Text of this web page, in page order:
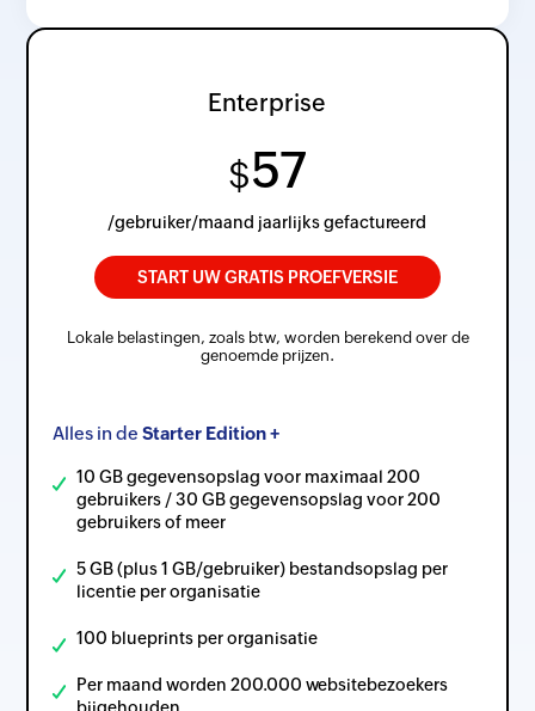
Enterprise
$57
/gebruiker/maand jaarlijks gefactureerd
START UW GRATIS PROEFVERSIE
Lokale belastingen, zoals btw, worden berekend over de
genoemde prijzen.
Alles in deStarter Edition +
10 GB gegevensopslag voor maximaal 200
gebruikers / 30 GB gegevensopslag voor 200
gebruikers of meer
5 GB (plus 1 GB/gebruiker) bestandsopslag per
licentie per organisatie
100 blueprints per organisatie
Per maand worden 200.000 websitebezoekers